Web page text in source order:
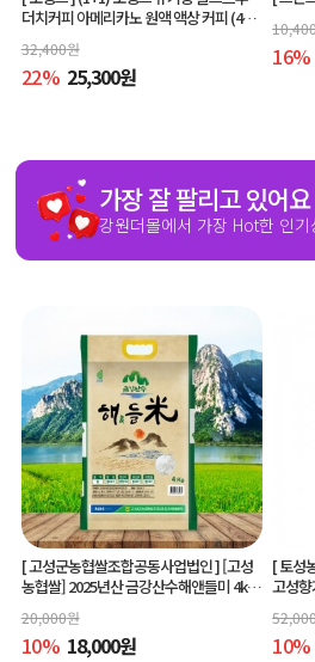
더치커피 아메리카노 원액 액상 커피 (400
ml x 2개, 교차 구매 가능)
32,400원
22% 25,300원
16%
가장 잘 팔리고 있어요
강원더몰에서 가장 Hot한 인기
[ 고성군농협쌀조합공동사업법인 ][고성
농협쌀] 2025년산 금강산수해앤들미 4kg
(상등급) 당일도정
20,000원
10% 18,000원
[ 토성
고성
10%